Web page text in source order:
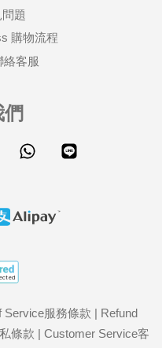
題
購物流程
絡客服
Wechat Whatsapp
Service服務條款 | Refund
條款 | Customer Service客